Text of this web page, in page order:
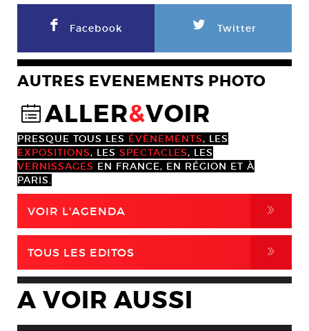
F Facebook L Twitter
AUTRES EVENEMENTS PHOTO
@ALLER&VOIR
PRESQUE TOUS LES ÉVÈNEMENTS, LES
EXPOSITIONS, LES SPECTACLES, LES
VERNISSAGES EN FRANCE, EN RÉGION ET À
PARIS.
VOIR L'AGENDA ,
TOUS LES EDITOS ,
A VOIR AUSSI